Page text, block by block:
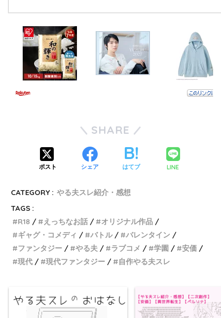
SHARE
ポスト シェア はてブ LINE
CATEGORY : やる夫スレ紹介・感想
TAGS :
R18
えっちなお話
オリジナル作品
ギャグ・コメディ
バトル
バレンタイン
ファンタジー
やる夫 ラブコメ 学園
安価
現代
現代ファンタジー 自作やる夫スレ